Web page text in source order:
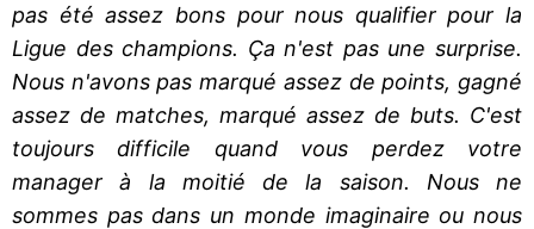
pas été assez bons pour nous qualifier pour la
Ligue des champions. Ça n'est pas une surprise.
Nous n'avons pas marqué assez de points, gagné
assez de matches, marqué assez de buts. C'est
toujours difficile quand vous perdez votre
manager à la moitié de la saison. Nous ne
sommes pas dans un monde imaginaire ou nous